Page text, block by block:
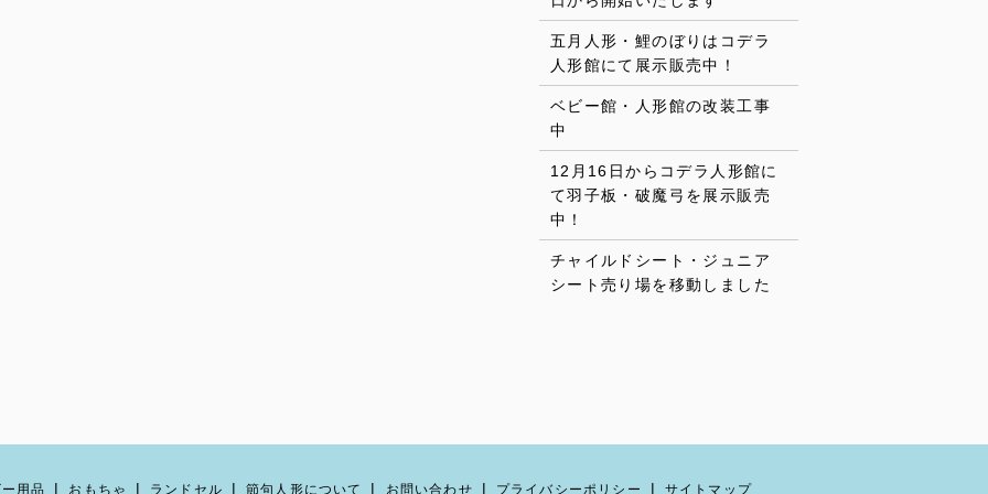
五月人形・鯉のぼりはコデラ
人形館にて展示販売中！
ベビー館・人形館の改装工事
中
12月16日からコデラ人形館に
て羽子板・破魔弓を展示販売
中！
チャイルドシート・ジュニア
シート売り場を移動しました
用品 おもちゃ ランドセル 節句人形について お問い合わせ プライバシーポリシー サイトマップ